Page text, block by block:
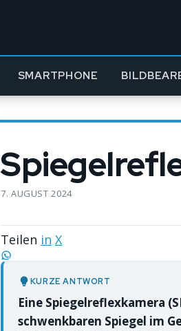
SMARTPHONE
7. AUGUST 2024
Teilen in X
KURZE ANTWORT
Eine Spiegelreflexkamera
schwenkbaren Spiegel im